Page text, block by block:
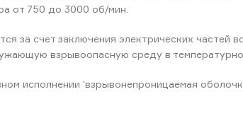
от 750 до 3000 об/мин.
за счет заключения электрических
взрывоопасную среду в
исполнении ‘взрывонепроницаемая